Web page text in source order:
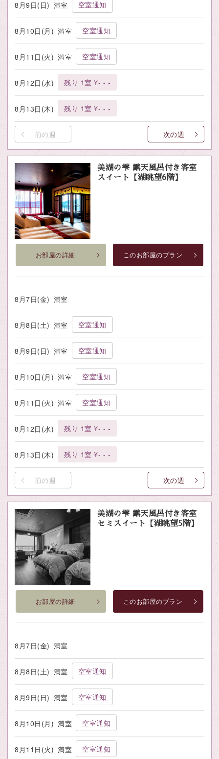
8月9日(日) 満室 空室通知
8月10日(月) 満室 空室通知
8月11日(火) 満室 空室通知
8月12日(水) 残り 1室 ¥- - -
8月13日(木) 残り 1室 ¥- - -
前の週 次の週
美湖の雫 露天風呂付き客室
スイート【湖眺望6階】
お部屋の詳細 このお部屋のプラン
8月7日(金) 満室
8月8日(土) 満室 空室通知
8月9日(日) 満室 空室通知
8月10日(月) 満室 空室通知
8月11日(火) 満室 空室通知
8月12日(水) 残り 1室 ¥- - -
8月13日(木) 残り 1室 ¥- - -
前の週 次の週
美湖の雫 露天風呂付き客室
セミスイート【湖眺望5階】
お部屋の詳細 このお部屋のプラン
8月7日(金) 満室
8月8日(土) 満室 空室通知
8月9日(日) 満室 空室通知
8月10日(月) 満室 空室通知
8月11日(火) 満室 空室通知